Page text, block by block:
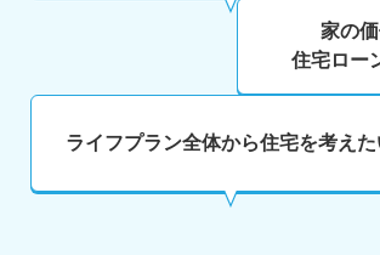
家の
住宅ロー
ライフプラン全体から住宅を考えた